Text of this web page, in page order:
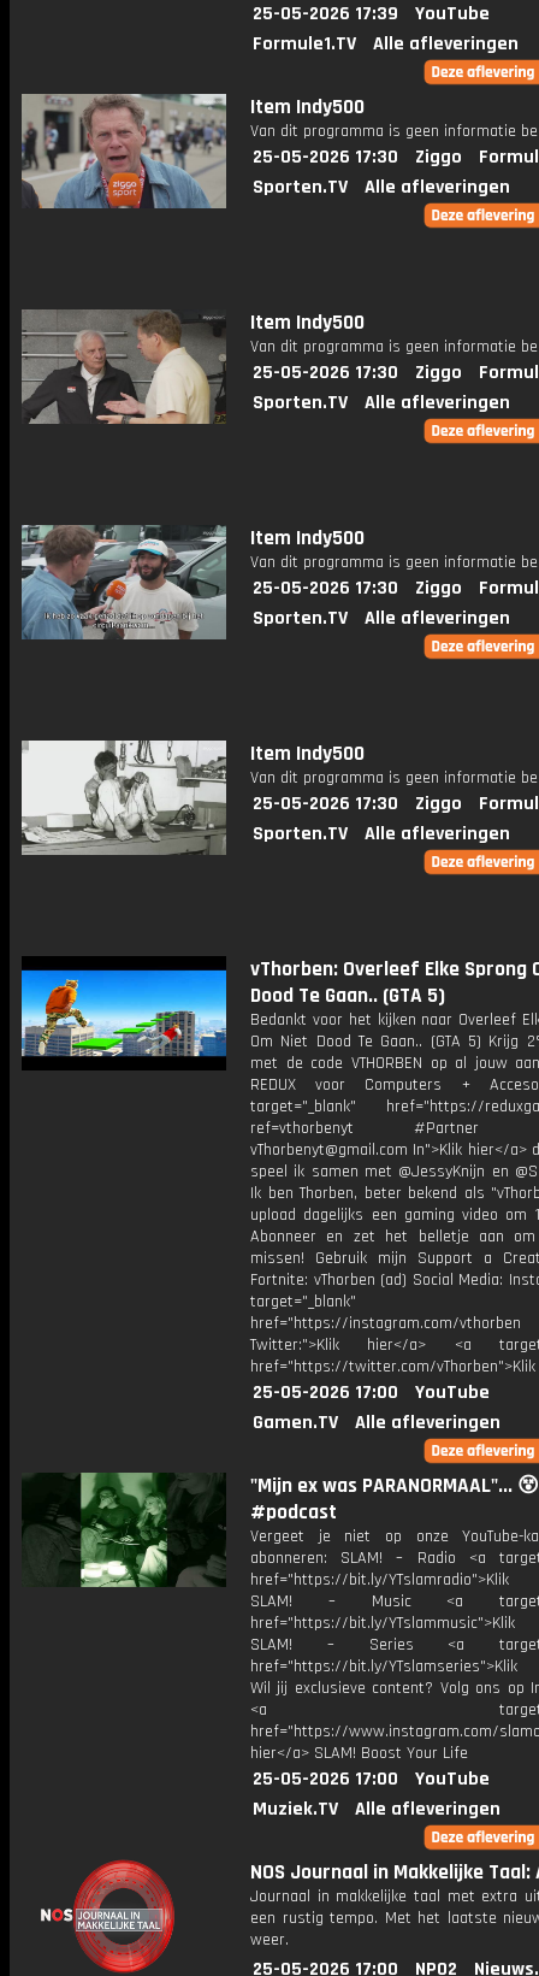
25-05-2026 17:39
YouTube
Formule1.TV
Alle afleveringen
Item Indy500
Van dit programma is geen informatie
25-05-2026 17:30 Ziggo
Sporten.TV
Alle afleveringen
Item Indy500
Van dit programma is geen informatie
25-05-2026 17:30 Ziggo
Sporten.TV
Alle afleveringen
Item Indy500
Van dit programma is geen informatie
25-05-2026 17:30 Ziggo
Sporten.TV
Alle afleveringen
Item Indy500
Van dit programma is geen informatie
25-05-2026 17:30 Ziggo
Sporten.TV
Alle afleveringen
vThorben: Overleef Elke Sprong
Dood Te Gaan.. (GTA 5)
Bedankt voor het kijken naar Overleef
Om Niet Dood Te Gaan.. (GTA 5) Krijg
met de code VTHORBEN op al jouw
REDUX voor Computers +
target="_blank" href="https://
ref=vthorbenyt #Partner
vThorbenyt@gmail.com In">Klik hier</a>
speel ik samen met @JessyKnijn en
Ik ben Thorben, beter bekend als
upload dagelijks een gaming video om
Abonneer en zet het belletje aan
missen! Gebruik mijn Support a
Fortnite: vThorben (ad) Social Media:
target="_blank"
href="https://instagram.com/vthorben
Twitter:">Klik hier</a> <a
href="https://twitter.com/
25-05-2026 17:00
YouTube
Gamen.TV
Alle afleveringen
"Mijn ex was PARANORMAAL"...
#podcast
Vergeet je niet op onze YouTube-
abonneren: SLAM! – Radio <a
href="https://bit.ly/
SLAM! – Music <a
href="https://bit.ly/
SLAM! – Series <a
href="https://bit.ly/
Wil jij exclusieve content? Volg ons op
<a
href="https://www.instagram.com/
hier</a> SLAM! Boost Your Life
25-05-2026 17:00
YouTube
Muziek.TV
Alle afleveringen
NOS Journaal in Makkelijke Taal:
Journaal in makkelijke taal met extra
een rustig tempo. Met het laatste
weer.
25-05-2026 17:00 NPO2